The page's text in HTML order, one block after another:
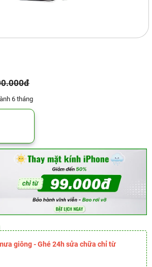
6 tháng
giông - Ghé 24h sửa chữa chỉ từ